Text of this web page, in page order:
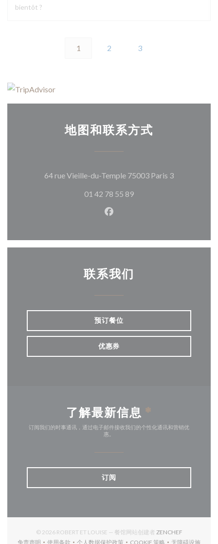
bientôt ?
1 2 3
地图和联系方式
64 rue Vieille-du-Temple 75003 Paris 3((在新窗口
01 42 78 55 89
Facebook ((在新窗口中打开
联系我们
预订餐位
优惠券
了解最新信息 *
订阅我们的时事通讯，通过电子邮件接收我们的个性化通讯和营销优
惠。
订阅
© 2026 ROBERT ET LOUISE — 餐馆网站创建者 ZENCHEF((在新窗口中
免责声明
使用条款 个人数据保护政策 COOKIE 策略 无障碍设施